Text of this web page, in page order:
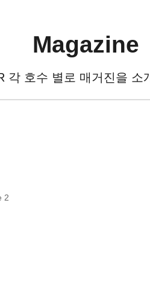
Magazine
각 호수 별로 매거진을 소
2